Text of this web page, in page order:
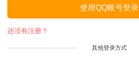
使用QQ账号登录
还没有注册？
其他登录方式